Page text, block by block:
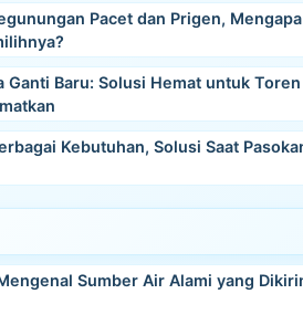
Pacet dan Prigen, Mengapa
Ganti Baru: Solusi Hemat untuk Toren
Kebutuhan, Solusi Saat
Sumber Air Alami yang